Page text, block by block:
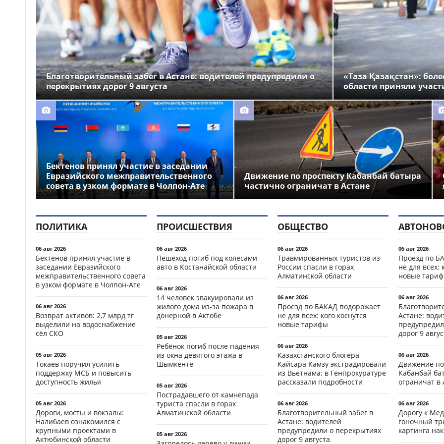
12:27
Беспилотное аэротакси
с пассажиром впервые
поднялось в небо над
Астаной
Благотворительный
забег «Жүрегімнің жеңімпазы»
пройдёт в Астане
Благотворительный забег в Астане: водителей предупредили о
перекрытиях дорог 9 августа
«Таза Қазақстан»:
области приняли
Бектенов принял участие в заседании
Евразийского межправительственного
совета в узком формате в Чолпон-Ате
Движение по проспекту Кабанбай батыра
частично ограничат в Астане
ПОЛИТИКА
06 авг 2026
Бектенов принял участие в
заседании Евразийского
межправительственного совета
в узком формате в Чолпон-Ате
06 авг 2026
Возврат активов: 2,7 млрд тг
выделили на водоснабжение
сёл СКО
05 авг 2026
Токаев поручил усилить
поддержку МСБ и повысить
доступность жилья
05 авг 2026
Дороги, мосты и вокзалы:
Налибаев ознакомился с
крупными проектами в
Актюбинской области
ПРОИСШЕСТВИЯ
06 авг 2026
Пешеход погиб под колёсами
авто в Костанайской области
06 авг 2026
14 человек эвакуировали из
жилого дома из-за пожара в
донерной в Актобе
05 авг 2026
Ребёнок погиб после падения
из окна девятого этажа в
Шымкенте
05 авг 2026
Пострадавшего от камнепада
туриста спасли в горах
Алматинской области
05 авг 2026
ОБЩЕСТВО
06 авг 2026
Травмированных туристов из
России спасли в горах
Алматинской области
06 авг 2026
Проезд по БАКАД подорожает
не для всех: кого коснутся
новые тарифы
06 авг 2026
Казахстанского блогера
Кайсара Камзу экстрадировали
из Вьетнама: в Генпрокуратуре
рассказали подробности
06 авг 2026
Благотворительный забег в
Астане: водителей
предупредили о перекрытиях
дорог 9 августа
06 авг 2026
Проезд по
не для всех:
новые
06 авг 2026
Астане:
дорог 9
06 авг 2026
Движение
Кабанбай
ограничат в
06 авг 2026
Дорогу к
гоночный
картинга